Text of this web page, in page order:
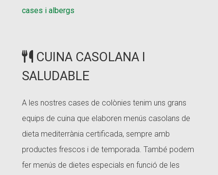
cases i albergs
CUINA CASOLANA I
SALUDABLE
A les nostres cases de colònies tenim uns grans
equips de cuina que elaboren menús casolans de
dieta mediterrània certificada, sempre amb
productes frescos i de temporada. També podem
fer menús de dietes especials en funció de les